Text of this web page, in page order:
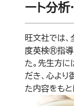
ート分
旺文社では
度英検®指導
た。先生方に
だき、心より
た内容をも